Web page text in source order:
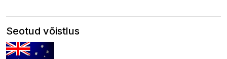
Seotud võistlus